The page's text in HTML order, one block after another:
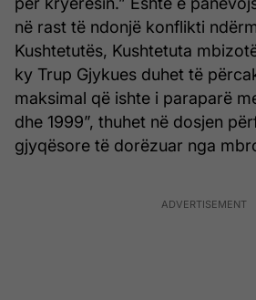
në rast të ndonjë konflikti
Kushtetutës, Kushtetuta
ky Trup Gjykues duhet të
maksimal që ishte i paraparë
dhe 1999”, thuhet në dosjen
gjyqësore të dorëzuar nga